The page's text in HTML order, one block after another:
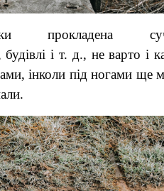
прокладена
і т. д., не варто і
інколи під ногами ще